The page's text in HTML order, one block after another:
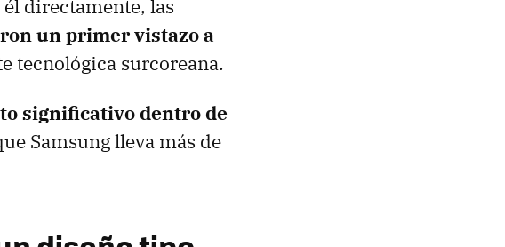
directamente, las
un primer vistazo a
tecnológica surcoreana.
significativo dentro de
Samsung lleva más de